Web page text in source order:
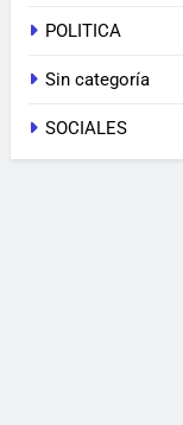
POLITICA
Sin categoría
SOCIALES